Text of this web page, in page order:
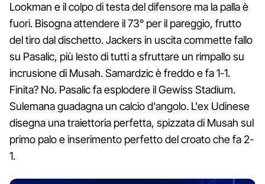
Lookman e il colpo di testa del difensore ma la palla è
fuori. Bisogna attendere il 73° per il pareggio, frutto
del tiro dal dischetto. Jackers in uscita commette fallo
su Pasalic, più lesto di tutti a sfruttare un rimpallo su
incrusione di Musah. Samardzic è freddo e fa 1-1.
Finita? No. Pasalic fa esplodere il Gewiss Stadium.
Sulemana guadagna un calcio d'angolo. L'ex Udinese
disegna una traiettoria perfetta, spizzata di Musah sul
primo palo e inserimento perfetto del croato che fa 2-
1.